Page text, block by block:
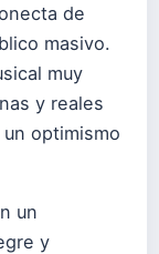
de
masivo.
muy
y reales
optimismo
un
y